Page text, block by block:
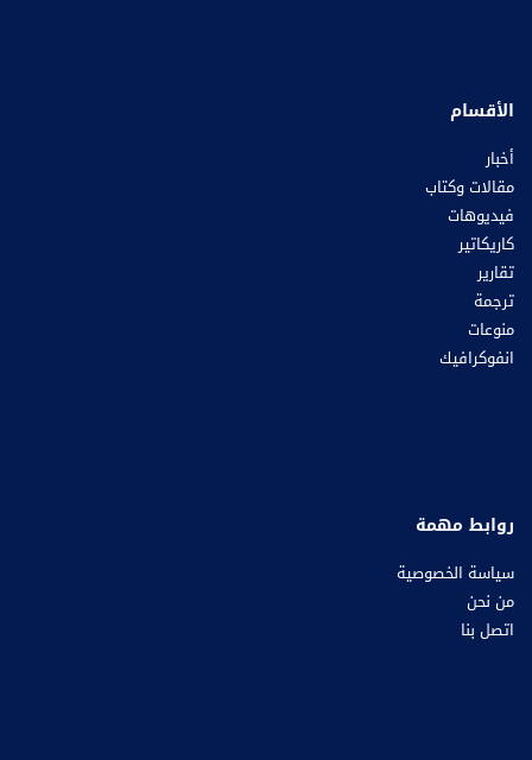
الأقسام
أخبار
مقالات وكتاب
فيديوهات
كاريكاتير
تقارير
ترجمة
منوعات
انفوكرافيك
روابط مهمة
سياسة الخصوصية
من نحن
اتصل بنا